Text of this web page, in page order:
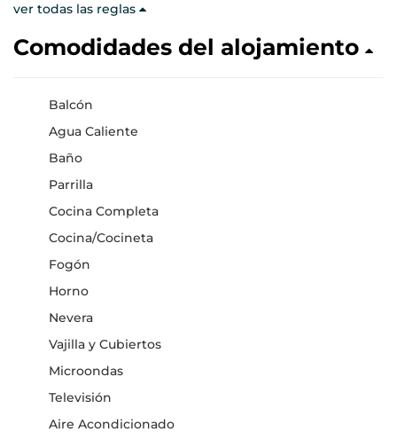
ver todas las reglas
Comodidades del alojamiento
Balcón
Agua Caliente
Baño
Parrilla
Cocina Completa
Cocina/Cocineta
Fogón
Horno
Nevera
Vajilla y Cubiertos
Microondas
Televisión
Aire Acondicionado